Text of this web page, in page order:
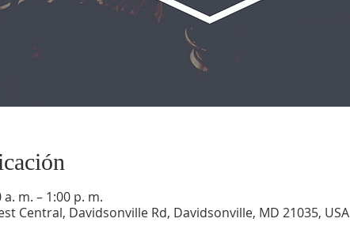
m. – 1:00 p. m.
Central, Davidsonville Rd, Davidsonville, MD 21035, USA